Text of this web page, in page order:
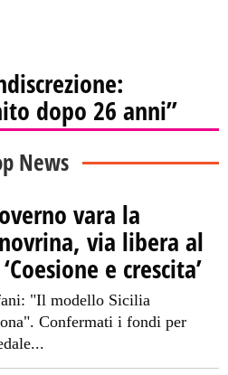
dopo 26 anni”
News
vara la
via libera al
e crescita’
"Il modello Sicilia
Confermati i fondi per